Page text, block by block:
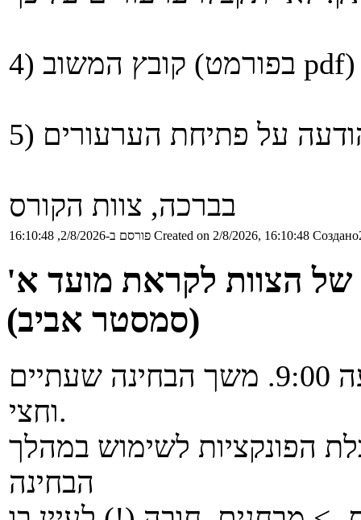
בברכה, צוות הקורס
פורסם ב-2/8/2026, 16:10:48 Created on 2/8/2026, 16:10:48
של הצוות לקראת מועד א'
(סמסטר אביב)
הבחינה תתקיים ב-21/08/2026 בשעה 9:00. משך הבחינה שעתיים
וחצי.
הפונקציות לשימוש במהלך
הבחינה